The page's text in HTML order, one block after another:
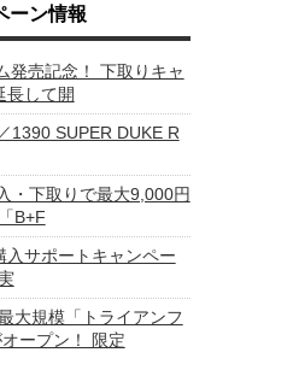
ーン情報
発売記念！ 下取りキャ
長して開
1390 SUPER DUKE R
・下取りで最大9,000円
B+F
入サポートキャンペー
大規模「トライアンフ
ープン！ 限定